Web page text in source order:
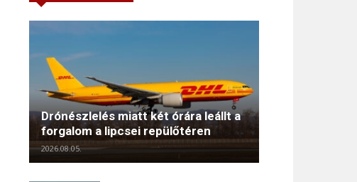
Drónészlelés miatt két órára leállt a
forgalom a lipcsei repülőtéren
2026.08.05.